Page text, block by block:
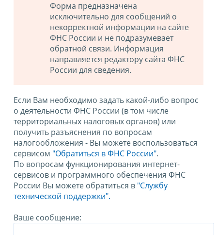
Форма предназначена
исключительно для сообщений о
некорректной информации на сайте
ФНС России и не подразумевает
обратной связи. Информация
направляется редактору сайта ФНС
России для сведения.
Если Вам необходимо задать какой-либо вопрос
о деятельности ФНС России (в том числе
территориальных налоговых органов) или
получить разъяснения по вопросам
налогообложения - Вы можете воспользоваться
сервисом "Обратиться в ФНС России".
По вопросам функционирования интернет-
сервисов и программного обеспечения ФНС
России Вы можете обратиться в "Службу
технической поддержки".
Ваше сообщение: